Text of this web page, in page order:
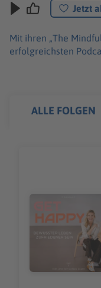
Jetzt
Mit ihren „The
erfolgreichsten
ALLE FOLGEN
Audiotitel -